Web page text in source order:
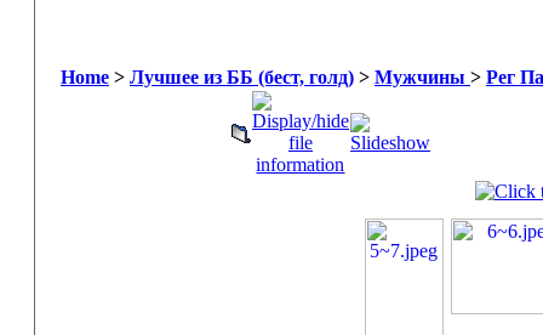
Home > Лучшее из ББ (бест, голд) > Мужчины > Рег